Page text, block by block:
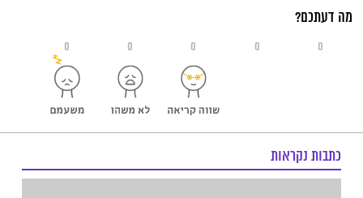
מה דעתכם?
0 0 0 0 0
כתבות נקראות